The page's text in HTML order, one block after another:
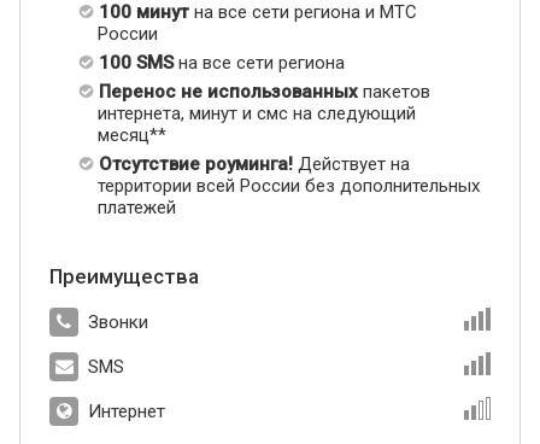
100 минут на все сети региона и МТС
России
100 SMSна все сети региона
Перенос не использованных пакетов
интернета, минут и смс на следующий
месяц**
Отсутствие роуминга! Действует на
территории всей России без дополнительных
платежей
Преимущества
Звонки
SMS
Интернет